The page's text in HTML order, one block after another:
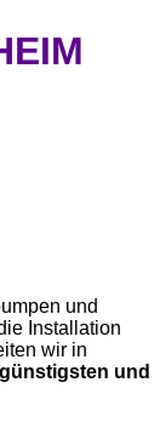
und
Installation
wir in
günstigsten und